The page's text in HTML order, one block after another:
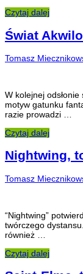
Czytaj dalej
Świat
Tomasz
W kolejnej
motyw gatunku
razie prowadzi …
Czytaj dalej
Nightwing,
Tomasz
“Nightwing”
twórczego
również …
Czytaj dalej